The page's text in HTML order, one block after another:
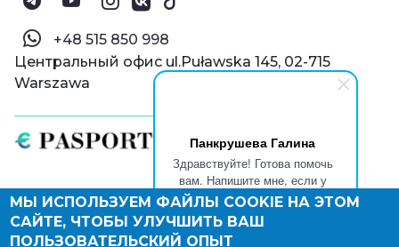
Панкрушева Галина
Здравствуйте! Готова помочь
вам. Напишите мне, если у
вас появятся вопросы.
© Паспорт Онлайн 2019—2026
Политика конфиденциальности
Оферта и конфиденциальность:РФ
‪+48 515 850 998‬
Центральный офис ul.Puławska 145, 02-715
Warszawa
МЫ ИСПОЛЬЗУЕМ ФАЙЛЫ COOKIE НА ЭТОМ
САЙТЕ, ЧТОБЫ УЛУЧШИТЬ ВАШ
ПОЛЬЗОВАТЕЛЬСКИЙ ОПЫТ